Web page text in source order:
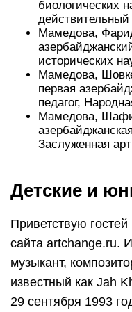
биологических
Мамедова,
исторических
Мамедова,
первая
педагог,
Мамедова,
Заслуженная
Детские и
Приветствую
сайта artchange.ru.
музыкант,
известный как Jah
29 сентября 1993